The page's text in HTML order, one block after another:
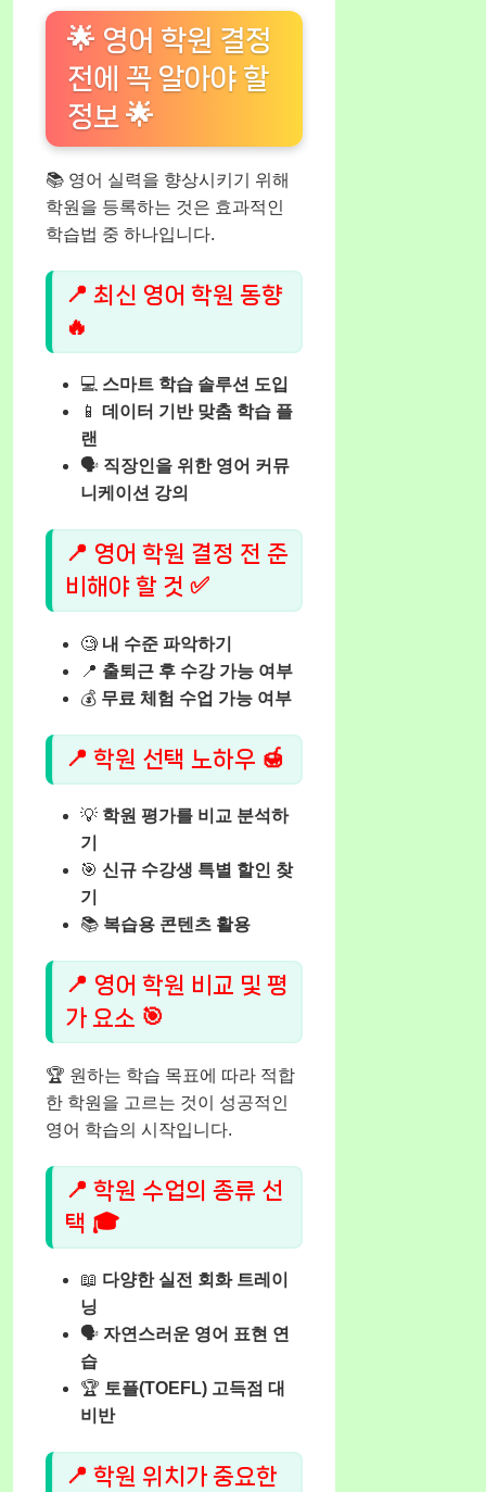
🌟 영어 학원 결정
전에 꼭 알아야 할
정보 🌟
📚 영어 실력을 향상시키기 위해
학원을 등록하는 것은 효과적인
학습법 중 하나입니다.
📍 최신 영어 학원 동향
🔥
💻 스마트 학습 솔루션 도입
📱 데이터 기반 맞춤 학습 플
랜
🗣️ 직장인을 위한 영어 커뮤
니케이션 강의
📍 영어 학원 결정 전 준
비해야 할 것 ✅
🧐 내 수준 파악하기
📍 출퇴근 후 수강 가능 여부
💰 무료 체험 수업 가능 여부
📍 학원 선택 노하우 🍯
💡 학원 평가를 비교 분석하
기
🎯 신규 수강생 특별 할인 찾
기
📚 복습용 콘텐츠 활용
📍 영어 학원 비교 및 평
가 요소 🎯
🏆 원하는 학습 목표에 따라 적합
한 학원을 고르는 것이 성공적인
영어 학습의 시작입니다.
📍 학원 수업의 종류 선
택 🎓
📖 다양한 실전 회화 트레이
닝
🗣️ 자연스러운 영어 표현 연
습
🏆 토플(TOEFL) 고득점 대
비반
📍 학원 위치가 중요한